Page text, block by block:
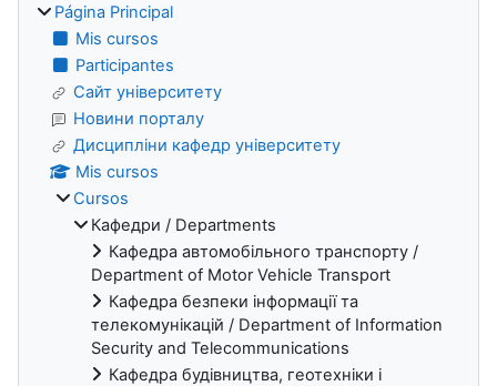
Página Principal
Mis cursos
Participantes
Сайт університету
Новини порталу
Дисципліни кафедр університету
Mis cursos
Cursos
Кафедри / Departments
Кафедра автомобільного транспорту /
Department of Motor Vehicle Transport
Кафедра безпеки інформації та
телекомунікацій / Department of Information
Security and Telecommunications
Кафедра будівництва, геотехніки і